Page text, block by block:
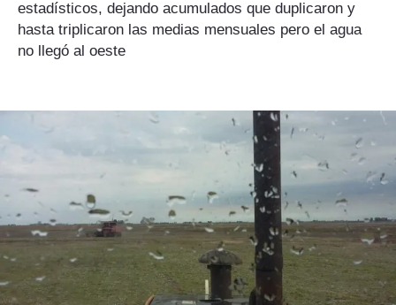
Lechería
Tecnología
Agronegocios
Mercados
estadísticos, dejando acumulados que duplicaron y
hasta triplicaron las medias mensuales pero el agua
no llegó al oeste